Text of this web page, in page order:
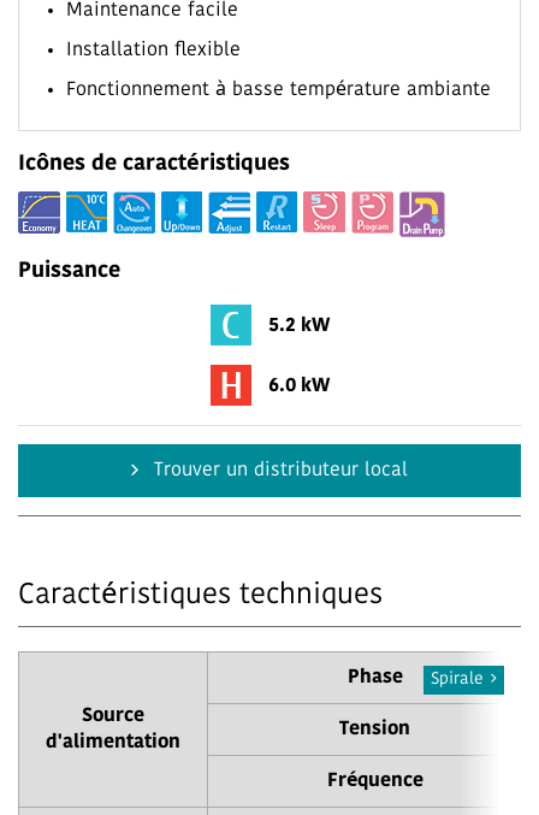
Maintenance facile
Installation flexible
Fonctionnement à basse température ambiante
Icônes de caractéristiques
Puissance
5.2 kW
6.0 kW
Trouver un distributeur local
Caractéristiques techniques
Source
d'alimentation
Phase
Tension
Fréquence
Spirale